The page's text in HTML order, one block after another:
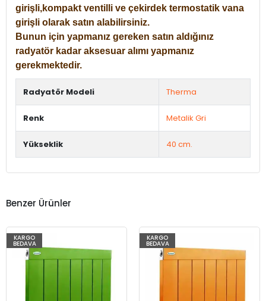
girişli,kompakt ventilli ve çekirdek termostatik vana
girişli olarak satın alabilirsiniz.
Bunun için yapmanız gereken satın aldığınız
radyatör kadar aksesuar alımı yapmanız
gerekmektedir.
Radyatör Modeli Therma
Renk Metalik Gri
Yükseklik 40 cm.
Benzer Ürünler
KARGO
BEDAVA
KARGO
BEDAVA